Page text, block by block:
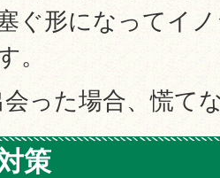
ぐ形になってイ
。
った場合、慌て
策